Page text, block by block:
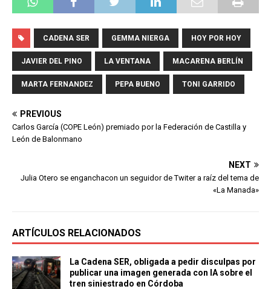
CADENA SER GEMMA NIERGA HOY POR HOY
JAVIER DEL PINO LA VENTANA MACARENA BERLÍN
MARTA FERNANDEZ PEPA BUENO TONI GARRIDO
PREVIOUS
Carlos García (COPE León) premiado por la Federación de Castilla y
León de Balonmano
NEXT
Julia Otero se enganchacon un seguidor de Twiter a raíz del tema de
«La Manada»
ARTÍCULOS RELACIONADOS
La Cadena SER, obligada a pedir disculpas por
publicar una imagen generada con IA sobre el
tren siniestrado en Córdoba